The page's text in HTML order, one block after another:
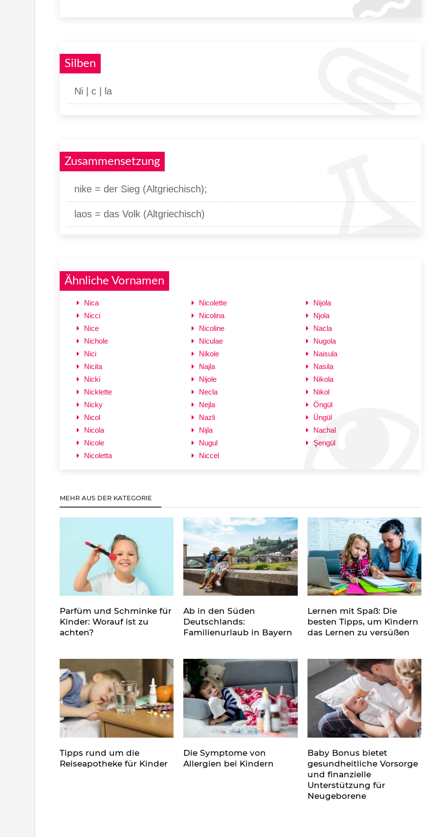
Silben
Ni | c | la
Zusammensetzung
nike = der Sieg (Altgriechisch);
laos = das Volk (Altgriechisch)
Ähnliche Vornamen
Nica
Nicci
Nice
Nichole
Nici
Nicita
Nicki
Nicklette
Nicky
Nicol
Nicola
Nicole
Nicoletta
Nicolette
Nicolina
Nicoline
Niculae
Nikole
Najla
Nijole
Necla
Nejla
Nazli
Nijla
Nugul
Niccel
Nijola
Njola
Nacla
Nugola
Naisula
Nasila
Nikola
Nikol
Öngül
Üngül
Nachal
Şengül
MEHR AUS DER KATEGORIE
Parfüm und Schminke für
Kinder: Worauf ist zu
achten?
Ab in den Süden
Deutschlands:
Familienurlaub in Bayern
Lernen mit Spaß: Die
besten Tipps, um Kindern
das Lernen zu versüßen
Tipps rund um die
Reiseapotheke für Kinder
Die Symptome von
Allergien bei Kindern
Baby Bonus bietet
gesundheitliche Vorsorge
und finanzielle
Unterstützung für
Neugeborene